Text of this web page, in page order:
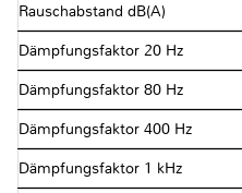
Rauschabstand dB(A)
Dämpfungsfaktor 20 Hz
Dämpfungsfaktor 80 Hz
Dämpfungsfaktor 400 Hz
Dämpfungsfaktor 1 kHz